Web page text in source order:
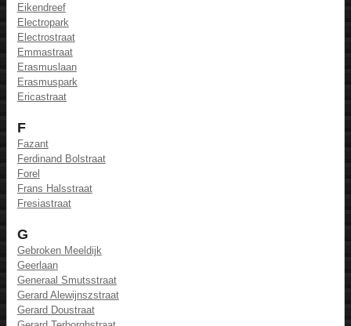
Eikendreef
Electropark
Electrostraat
Emmastraat
Erasmuslaan
Erasmuspark
Ericastraat
F
Fazant
Ferdinand Bolstraat
Forel
Frans Halsstraat
Fresiastraat
G
Gebroken Meeldijk
Geerlaan
Generaal Smutsstraat
Gerard Alewijnszstraat
Gerard Doustraat